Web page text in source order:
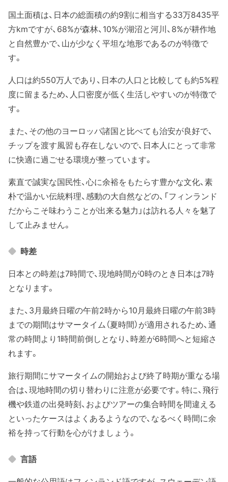
国土面積は、日本の総面積の約9割に相当する33万8435平
方kmですが、68%が森林、10%が湖沼と河川、8%が耕作地
と自然豊かで、山が少なく平坦な地形であるのが特徴で
す。
人口は約550万人であり、日本の人口と比較しても約5%程
度に留まるため、人口密度が低く生活しやすいのが特徴で
す。
また、その他のヨーロッパ諸国と比べても治安が良好で、
チップを渡す風習も存在しないので、日本人にとって非常
に快適に過ごせる環境が整っています。
素直で誠実な国民性、心に余裕をもたらす豊かな文化、素
朴で温かい伝統料理、感動の大自然などの、「フィンランド
だからこそ味わうことが出来る魅力」は訪れる人々を魅了
して止みません。
時差
日本との時差は7時間で、現地時間が0時のとき日本は7時
となります。
また、3月最終日曜の午前2時から10月最終日曜の午前3時
までの期間はサマータイム（夏時間）が適用されるため、通
常の時間より1時間前倒しとなり、時差が6時間へと短縮さ
れます。
旅行期間にサマータイムの開始および終了時期が重なる場
合は、現地時間の切り替わりに注意が必要です。特に、飛行
機や鉄道の出発時刻、およびツアーの集合時間を間違える
といったケースはよくあるようなので、なるべく時間に余
裕を持って行動を心がけましょう。
言語